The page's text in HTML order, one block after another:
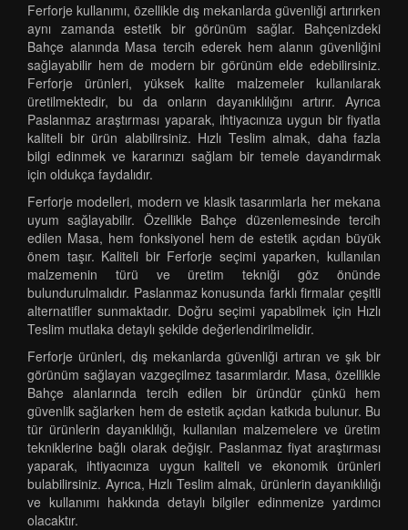
Ferforje kullanımı, özellikle dış mekanlarda güvenliği artırırken
aynı zamanda estetik bir görünüm sağlar. Bahçenizdeki
Bahçe alanında Masa tercih ederek hem alanın güvenliğini
sağlayabilir hem de modern bir görünüm elde edebilirsiniz.
Ferforje ürünleri, yüksek kalite malzemeler kullanılarak
üretilmektedir, bu da onların dayanıklılığını artırır. Ayrıca
Paslanmaz araştırması yaparak, ihtiyacınıza uygun bir fiyatla
kaliteli bir ürün alabilirsiniz. Hızlı Teslim almak, daha fazla
bilgi edinmek ve kararınızı sağlam bir temele dayandırmak
için oldukça faydalıdır.
Ferforje modelleri, modern ve klasik tasarımlarla her mekana
uyum sağlayabilir. Özellikle Bahçe düzenlemesinde tercih
edilen Masa, hem fonksiyonel hem de estetik açıdan büyük
önem taşır. Kaliteli bir Ferforje seçimi yaparken, kullanılan
malzemenin türü ve üretim tekniği göz önünde
bulundurulmalıdır. Paslanmaz konusunda farklı firmalar çeşitli
alternatifler sunmaktadır. Doğru seçimi yapabilmek için Hızlı
Teslim mutlaka detaylı şekilde değerlendirilmelidir.
Ferforje ürünleri, dış mekanlarda güvenliği artıran ve şık bir
görünüm sağlayan vazgeçilmez tasarımlardır. Masa, özellikle
Bahçe alanlarında tercih edilen bir üründür çünkü hem
güvenlik sağlarken hem de estetik açıdan katkıda bulunur. Bu
tür ürünlerin dayanıklılığı, kullanılan malzemelere ve üretim
tekniklerine bağlı olarak değişir. Paslanmaz fiyat araştırması
yaparak, ihtiyacınıza uygun kaliteli ve ekonomik ürünleri
bulabilirsiniz. Ayrıca, Hızlı Teslim almak, ürünlerin dayanıklılığı
ve kullanımı hakkında detaylı bilgiler edinmenize yardımcı
olacaktır.